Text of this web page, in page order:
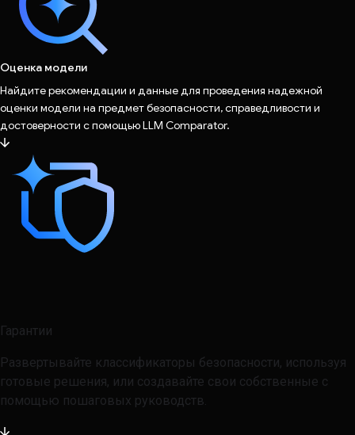
Оценка модели
Найдите рекомендации и данные для проведения надежной
оценки модели на предмет безопасности, справедливости и
достоверности с помощью LLM Comparator.
Гарантии
Развертывайте классификаторы безопасности, используя
готовые решения, или создавайте свои собственные с
помощью пошаговых руководств.